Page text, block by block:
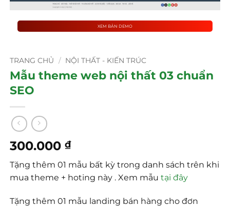
XEM BẢN DEMO
TRANG CHỦ / NỘI THẤT - KIẾN TRÚC
Mẫu theme web nội thất 03 chuẩn
SEO
300.000₫
Tặng thêm 01 mẫu bất kỳ trong danh sách trên khi
mua theme + hoting này . Xem mẫutại đây
Tặng thêm 01 mẫu landing bán hàng cho đơn